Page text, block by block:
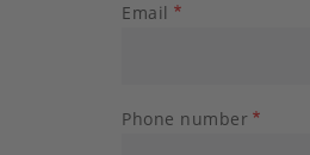
Email
Phone number